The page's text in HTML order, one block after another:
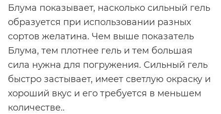
Блума показывает, насколько сильный гель
образуется при использовании разных
сортов желатина. Чем выше показатель
Блума, тем плотнее гель и тем большая
сила нужна для погружения. Сильный гель
быстро застывает, имеет светлую окраску и
хороший вкус и его требуется в меньшем
количестве..